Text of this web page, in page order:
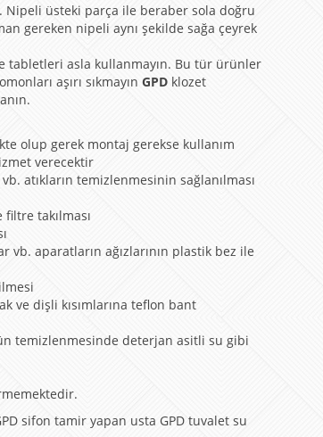
Nipeli üsteki parça ile beraber sola doğru
gereken nipeli aynı şekilde sağa çeyrek
tabletleri asla kullanmayın. Bu tür ürünler
aşırı sıkmayın GPD klozet
olup gerek montaj gerekse kullanım
verecektir
atıkların temizlenmesinin sağlanılması
takılması
aparatların ağızlarının plastik bez ile
ve dişli kısımlarına teflon bant
temizlenmesinde deterjan asitli su gibi
sifon tamir yapan usta GPD tuvalet su